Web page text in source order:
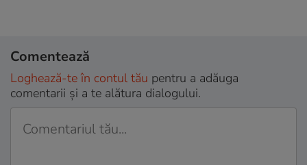
Comentează
Loghează-te în contul tău pentru a adăuga
comentarii și a te alătura dialogului.